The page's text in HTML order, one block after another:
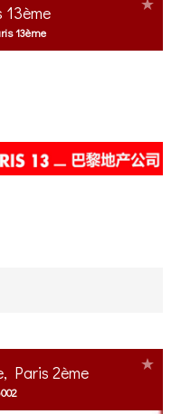
13ème
13ème
Paris 2ème